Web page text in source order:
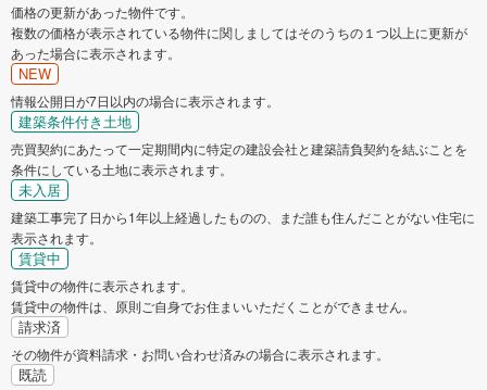
価格の更新があった物件です。
複数の価格が表示されている物件に関しましてはそのうちの１つ以上に更新が
あった場合に表示されます。
NEW
情報公開日が7日以内の場合に表示されます。
建築条件付き土地
売買契約にあたって一定期間内に特定の建設会社と建築請負契約を結ぶことを
条件にしている土地に表示されます。
未入居
建築工事完了日から1年以上経過したものの、まだ誰も住んだことがない住宅に
表示されます。
賃貸中
賃貸中の物件に表示されます。
賃貸中の物件は、原則ご自身でお住まいいただくことができません。
請求済
その物件が資料請求・お問い合わせ済みの場合に表示されます。
既読